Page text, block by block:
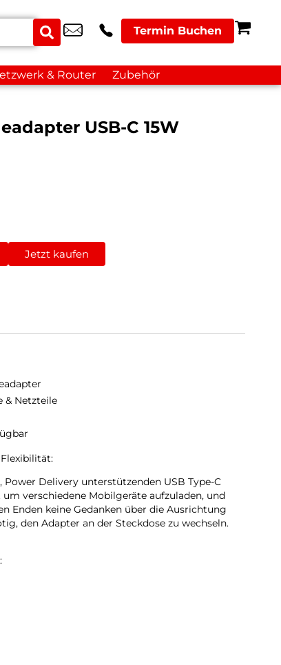
Termin Buchen
& Router Zubehör
USB-C 15W
Jetzt kaufen
& Netzteile
Delivery unterstützenden USB Type-C
verschiedene Mobilgeräte aufzuladen, und
Enden keine Gedanken über die Ausrichtung
den Adapter an der Steckdose zu wechseln.
Ladeunterstützung, die sie verdienen. Genieße
und hohen Temperaturen. Lade